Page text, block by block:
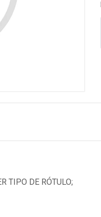
TIPO DE RÓTULO;